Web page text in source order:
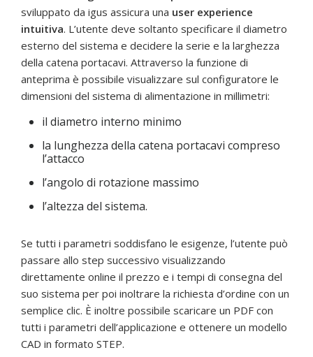
sviluppato da igus assicura una user experience
intuitiva. L’utente deve soltanto specificare il diametro
esterno del sistema e decidere la serie e la larghezza
della catena portacavi. Attraverso la funzione di
anteprima è possibile visualizzare sul configuratore le
dimensioni del sistema di alimentazione in millimetri:
il diametro interno minimo
la lunghezza della catena portacavi compreso
l’attacco
l’angolo di rotazione massimo
l’altezza del sistema.
Se tutti i parametri soddisfano le esigenze, l’utente può
passare allo step successivo visualizzando
direttamente online il prezzo e i tempi di consegna del
suo sistema per poi inoltrare la richiesta d’ordine con un
semplice clic. È inoltre possibile scaricare un PDF con
tutti i parametri dell’applicazione e ottenere un modello
CAD in formato STEP.